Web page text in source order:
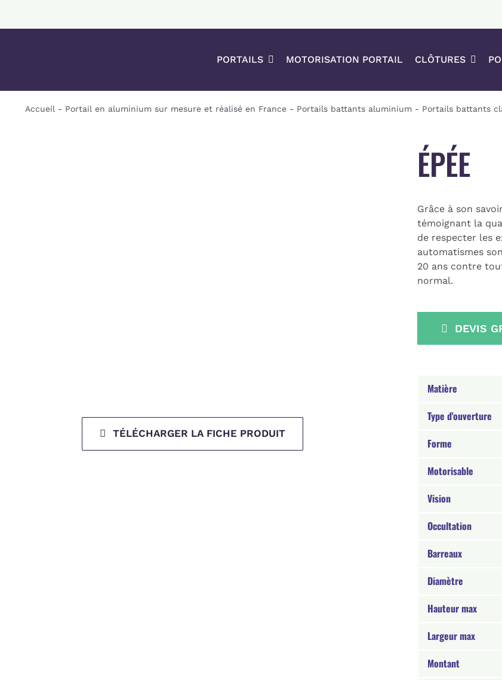
PORTAILS MOTORISATION PORTAIL CLÔTURES
Accueil - Portail en aluminium sur mesure et réalisé en France- Portails battants aluminium - Portails battants
TÉLÉCHARGER LA FICHE PRODUIT
ÉPÉE
Grâce à son
témoignant la
de respecter les
automatismes
20 ans contre
normal.
DEVIS
Matière
Type d'ouverture
Forme
Motorisable
Vision
Occultation
Barreaux
Diamètre
Hauteur max
Largeur max
Montant